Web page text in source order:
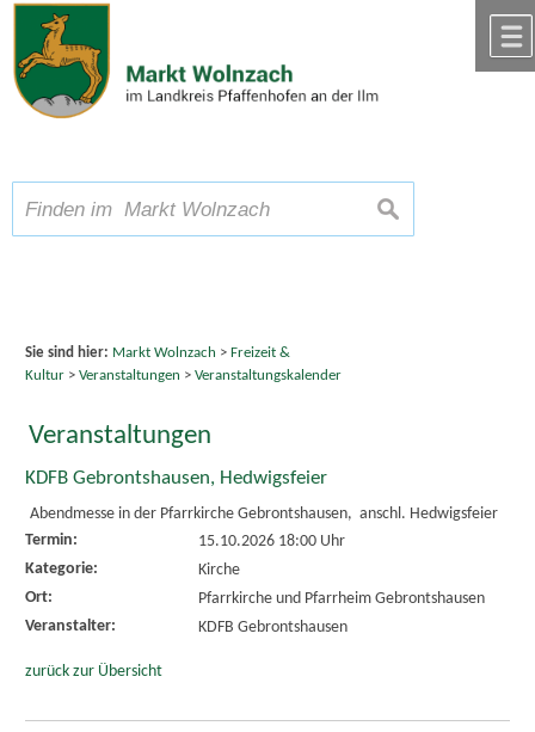
Zum Inhalt,zur Navigation
Schriftgröße A A A suchen
Sie sind hier: Markt Wolnzach > Freizeit &
Kultur> Veranstaltungen > Veranstaltungskalender
Veranstaltungen
KDFB Gebrontshausen, Hedwigsfeier
Abendmesse in der Pfarrkirche Gebrontshausen, anschl. Hedwigsfeier
Termin:
15.10.2026 18:00 Uhr
Kategorie:
Kirche
Ort:
Pfarrkirche und Pfarrheim Gebrontshausen
Veranstalter:
KDFB Gebrontshausen
zurück zur Übersicht